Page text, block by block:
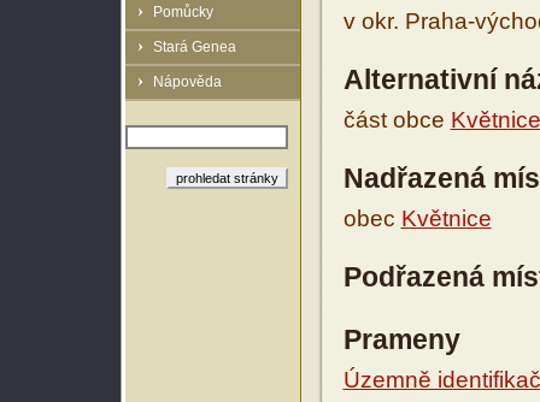
Pomůcky
Stará Genea
Nápověda
v okr. Praha-
Alternativní
část obce Květnice
Nadřazená
obec Květnice
Podřazená
Prameny
Územně